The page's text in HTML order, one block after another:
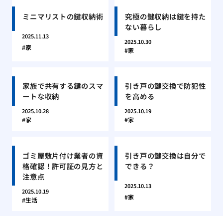
ミニマリストの鍵収納術
2025.11.13
家
究極の鍵収納は鍵を持た
ない暮らし
2025.10.30
家
家族で共有する鍵のスマ
ートな収納
2025.10.28
家
引き戸の鍵交換で防犯性
を高める
2025.10.19
家
ゴミ屋敷片付け業者の資
格確認！許可証の見方と
注意点
2025.10.19
生活
引き戸の鍵交換は自分で
できる？
2025.10.13
家